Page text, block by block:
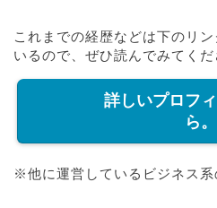
これまでの経歴などは下のリ
いるので、ぜひ読んでみてくだ
詳しいプロフ
ら。
※他に運営しているビジネス系